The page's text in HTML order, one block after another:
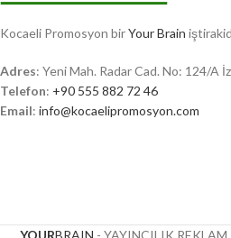
Kocaeli Promosyon birYour Brain
Adres: Yeni Mah. Radar Cad. No: 124/A
Telefon: +90 555 882 72 46
Email: info@kocaelipromosyon.com
YOURBRAIN - YAYINCILIK